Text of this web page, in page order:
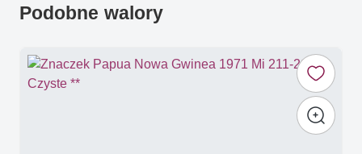
Podobne walory